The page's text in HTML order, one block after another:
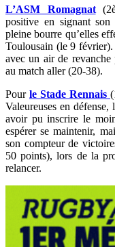
L’ASM Romagnat
positive en signant son
pleine bourre qu’elles
Toulousain (le 9
avec un air de revanche
au match aller (20-38).
Pour le Stade Rennais
Valeureuses en
avoir pu inscrire le
espérer se maintenir,
son compteur de
50 points), lors de la
relancer.